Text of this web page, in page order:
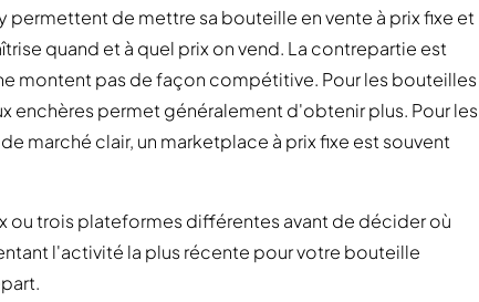
de mettre sa bouteille en vente à prix fixe et
quand et à quel prix on vend. La contrepartie est
montent pas de façon compétitive. Pour les bouteilles
enchères permet généralement d'obtenir plus. Pour les
marché clair, un marketplace à prix fixe est souvent
ou trois plateformes différentes avant de décider où
l'activité la plus récente pour votre bouteille